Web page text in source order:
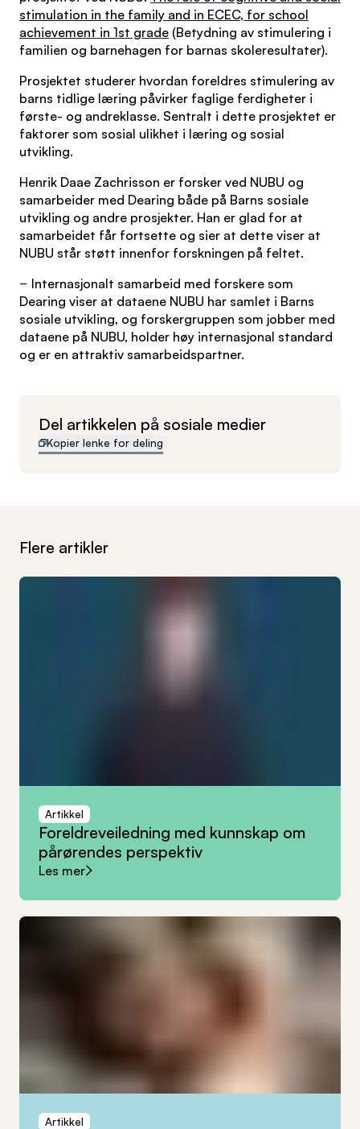
stimulation in the family and in ECEC, for school
achievement in 1st grade (Betydning av stimulering i
familien og barnehagen for barnas skoleresultater).
Prosjektet studerer hvordan foreldres stimulering av
barns tidlige læring påvirker faglige ferdigheter i
første- og andreklasse. Sentralt i dette prosjektet er
faktorer som sosial ulikhet i læring og sosial
utvikling.
Henrik Daae Zachrisson er forsker ved NUBU og
samarbeider med Dearing både på Barns sosiale
utvikling og andre prosjekter. Han er glad for at
samarbeidet får fortsette og sier at dette viser at
NUBU står støtt innenfor forskningen på feltet.
− Internasjonalt samarbeid med forskere som
Dearing viser at dataene NUBU har samlet i Barns
sosiale utvikling, og forskergruppen som jobber med
dataene på NUBU, holder høy internasjonal standard
og er en attraktiv samarbeidspartner.
Del artikkelen på sosiale medier
Kopier lenke for deling
Flere artikler
Artikkel
Foreldreveiledning med kunnskap om
pårørendes perspektiv
Les mer
Artikkel